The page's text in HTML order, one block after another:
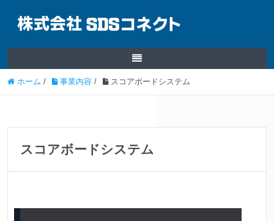
ホーム / 事業内容 / スコアボードシステム
スコアボードシステム